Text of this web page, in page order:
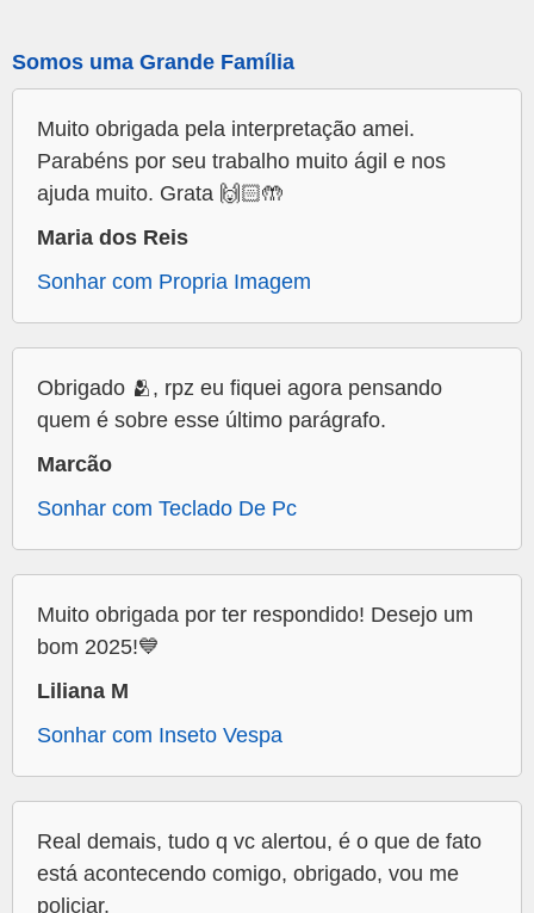
Somos uma Grande Família
Muito obrigada pela interpretação amei.
Parabéns por seu trabalho muito ágil e nos
ajuda muito. Grata 🙌🏻🤲
Maria dos Reis
Sonhar com Propria Imagem
Obrigado 🫂, rpz eu fiquei agora pensando
quem é sobre esse último parágrafo.
Marcão
Sonhar com Teclado De Pc
Muito obrigada por ter respondido! Desejo um
bom 2025!💙
Liliana M
Sonhar com Inseto Vespa
Real demais, tudo q vc alertou, é o que de fato
está acontecendo comigo, obrigado, vou me
policiar.